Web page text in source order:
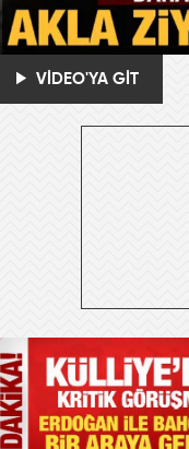
VİDEO'YA GİT